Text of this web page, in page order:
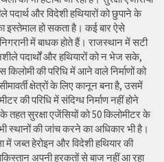
पदार्थ और विदेशी हथियारों को छुपाने के
इस्तेमाल हो सकता है। कई बार ऐसे
में बाधक होते हैं। राजस्थान में सटी
पदार्थों और हथियारों को न भेज सके,
की परिधि में आने वाले निर्माणों को
क्षेत्रों के लिए कानून बना है, उसमें
की परिधि में संदिग्ध निर्माण नहीं होने
तहत सुरक्षा एजेंसियों को 50 किलोमीटर के
स्थानों की जांच करने का अधिकार भी है।
में जब्त हेरोइन और विदेशी हथियार की
अपनी हरकतों से बाज नहीं आ रहा